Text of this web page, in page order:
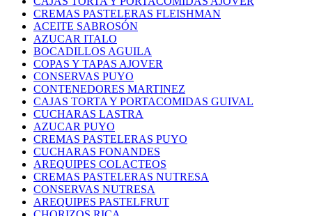
CREMAS PASTELERAS FLEISHMAN
ACEITE SABROSÓN
AZUCAR ITALO
BOCADILLOS AGUILA
COPAS Y TAPAS AJOVER
CONSERVAS PUYO
CONTENEDORES MARTINEZ
CAJAS TORTA Y PORTACOMIDAS GUIVAL
CUCHARAS LASTRA
AZUCAR PUYO
CREMAS PASTELERAS PUYO
CUCHARAS FONANDES
AREQUIPES COLACTEOS
CREMAS PASTELERAS NUTRESA
CONSERVAS NUTRESA
AREQUIPES PASTELFRUT